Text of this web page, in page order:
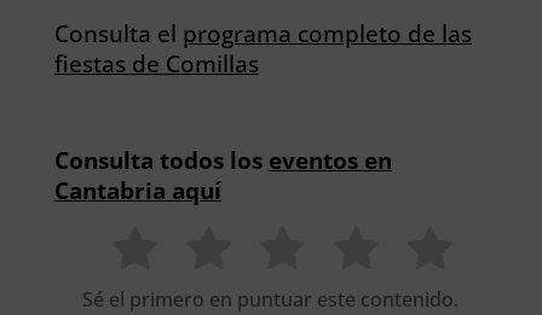
Consulta el programa completo de las
fiestas de Comillas
Consulta todos los eventos en
Cantabria aquí
Sé el primero en puntuar este contenido.